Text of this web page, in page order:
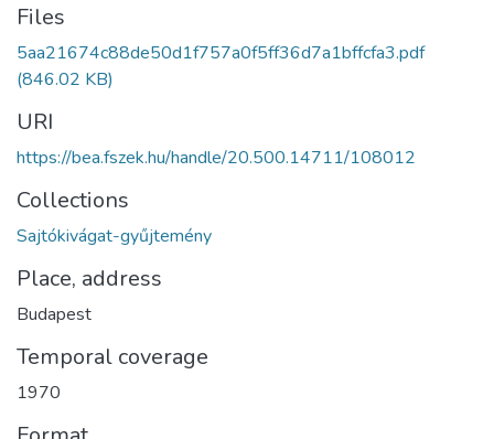
Files
5aa21674c88de50d1f757a0f5ff36d7a1bffcfa3.pdf
(846.02 KB)
URI
https://bea.fszek.hu/handle/20.500.14711/108012
Collections
Sajtókivágat-gyűjtemény
Place, address
Budapest
Temporal coverage
1970